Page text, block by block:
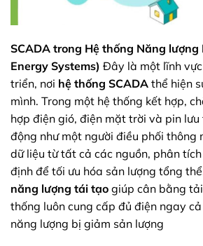
SCADA trong Hệ thống Năng lượng
Energy Systems) Đây là một lĩnh
triển, nơi hệ thống SCADA thể hiện
mình. Trong một hệ thống kết hợp,
hợp điện gió, điện mặt trời và pin
động như một người điều phối thông
dữ liệu từ tất cả các nguồn, phân
định để tối ưu hóa sản lượng tổng
năng lượng tái tạo giúp cân bằng
thống luôn cung cấp đủ điện ngay
năng lượng bị giảm sản lượng